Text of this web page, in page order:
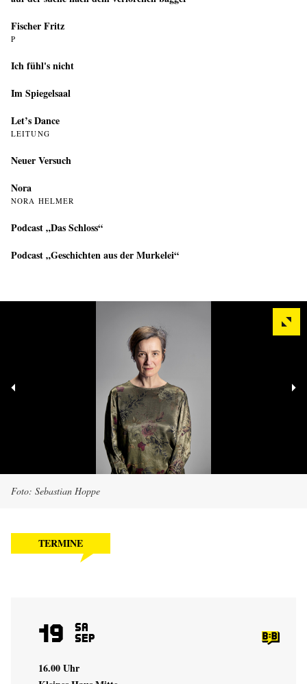
Fischer Fritz
P
Ich fühl's nicht
Im Spiegelsaal
Let’s Dance
LEITUNG
Neuer Versuch
Nora
NORA HELMER
Podcast „Das Schloss“
Podcast „Geschichten aus der Murkelei“
Foto: Sebastian Hoppe
TERMINE
19 Sa
Sep
16.00 Uhr